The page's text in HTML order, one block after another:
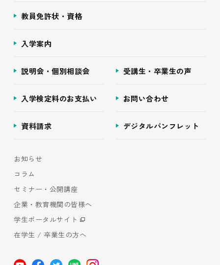
教員免許状・資格
入学案内
説明会・個別相談会 受講生・卒業生の声
入学検定料のお支払い お問い合わせ
資料請求 デジタルパンフレット
お知らせ
コラム
セミナー・公開講座
企業・教育機関の皆様へ
学生ポータルサイト
在学生 / 卒業生の方へ